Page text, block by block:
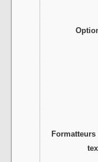
Formatteurs